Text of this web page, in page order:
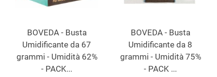
BOVEDA - Busta
Umidificante da 67
grammi - Umidità 62%
- PACK...
BOVEDA - Busta
Umidificante da 8
grammi - Umidità 75%
- PACK ...